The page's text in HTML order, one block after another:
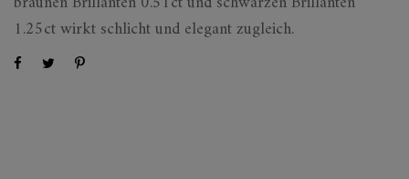
1.25ct wirkt schlicht und elegant zugleich.